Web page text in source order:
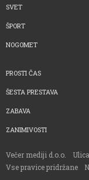
SVET
ŠPORT
NOGOMET
PROSTI ČAS
ŠESTA PRESTAVA
ZABAVA
ZANIMIVOSTI
Večer mediji d.o.o.
Vse pravice pridržane